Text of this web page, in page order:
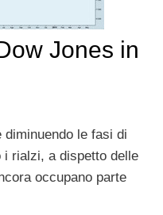
Jones in
le fasi di
rialzi, a dispetto delle
occupano parte